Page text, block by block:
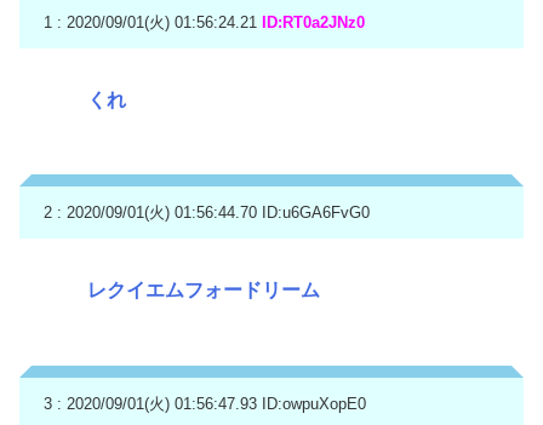
1 : 2020/09/01(火) 01:56:24.21 ID:RT0a2JNz0
くれ
2 : 2020/09/01(火) 01:56:44.70 ID:u6GA6FvG0
レクイエムフォードリーム
3 : 2020/09/01(火) 01:56:47.93 ID:owpuXopE0